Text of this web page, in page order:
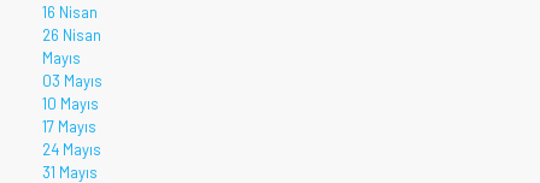
16 Nisan
26 Nisan
Mayıs
03 Mayıs
10 Mayıs
17 Mayıs
24 Mayıs
31 Mayıs